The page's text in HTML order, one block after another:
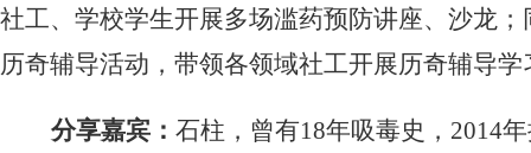
社工、学校学生开展多场滥药预防讲座、沙龙
历奇辅导活动，带领各领域社工开展历奇辅导学
分享嘉宾： 石柱，曾有18年吸毒史， 2014